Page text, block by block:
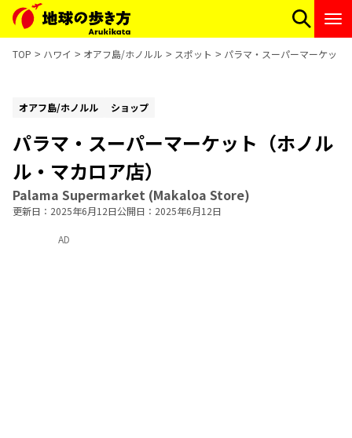
TOP ハワイ オアフ島/ホノルル スポット パラマ・スーパーマーケット
オアフ島/ホノルル ショップ
パラマ・スーパーマーケット（ホノル
ル・マカロア店）
Palama Supermarket (Makaloa Store)
更新日 2025年6月12日公開日 2025年6月12日
AD